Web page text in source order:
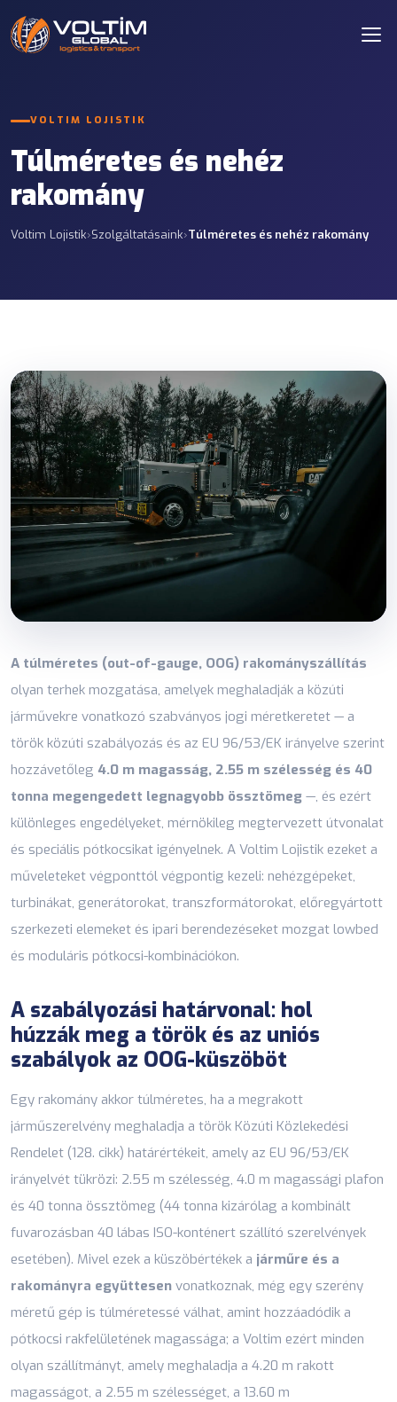
VOLTIM LOJISTIK
Túlméretes és nehéz
rakomány
Voltim Lojistik›Szolgáltatásaink›Túlméretes és nehéz rakomány
A túlméretes (out-of-gauge, OOG) rakományszállítás
olyan terhek mozgatása, amelyek meghaladják a közúti
járművekre vonatkozó szabványos jogi méretkeretet — a
török közúti szabályozás és az EU 96/53/EK irányelve szerint
hozzávetőleg 4.0 m magasság, 2.55 m szélesség és 40
tonna megengedett legnagyobb össztömeg —, és ezért
különleges engedélyeket, mérnökileg megtervezett útvonalat
és speciális pótkocsikat igényelnek. A Voltim Lojistik ezeket a
műveleteket végponttól végpontig kezeli: nehézgépeket,
turbinákat, generátorokat, transzformátorokat, előregyártott
szerkezeti elemeket és ipari berendezéseket mozgat lowbed
és moduláris pótkocsi-kombinációkon.
A szabályozási határvonal: hol
húzzák meg a török és az uniós
szabályok az OOG-küszöböt
Egy rakomány akkor túlméretes, ha a megrakott
járműszerelvény meghaladja a török Közúti Közlekedési
Rendelet (128. cikk) határértékeit, amely az EU 96/53/EK
irányelvét tükrözi: 2.55 m szélesség, 4.0 m magassági plafon
és 40 tonna össztömeg (44 tonna kizárólag a kombinált
fuvarozásban 40 lábas ISO-konténert szállító szerelvények
esetében). Mivel ezek a küszöbértékek a járműre és a
rakományra együttesen vonatkoznak, még egy szerény
méretű gép is túlméretessé válhat, amint hozzáadódik a
pótkocsi rakfelületének magassága; a Voltim ezért minden
olyan szállítmányt, amely meghaladja a 4.20 m rakott
magasságot, a 2.55 m szélességet, a 13.60 m